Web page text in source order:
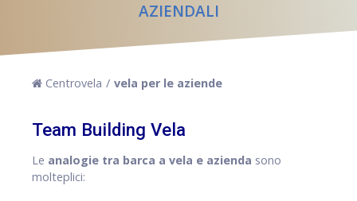
AZIENDALI
Centrovela vela per le aziende
Team Building Vela
Le analogie tra barca a vela e azienda sono
molteplici: